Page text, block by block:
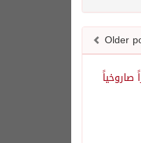
Older
صاروخياً